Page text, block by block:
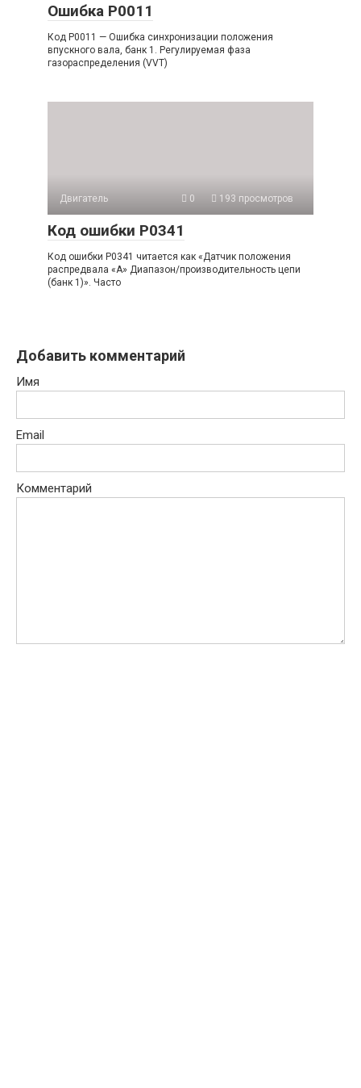
Ошибка P0011
Код P0011 — Ошибка синхронизации положения
впускного вала, банк 1. Регулируемая фаза
газораспределения (VVT)
Двигатель 0 193 просмотров
Код ошибки P0341
Код ошибки P0341 читается как «Датчик положения
распредвала «A» Диапазон/производительность цепи
(банк 1)». Часто
Добавить комментарий
Имя
Email
Комментарий